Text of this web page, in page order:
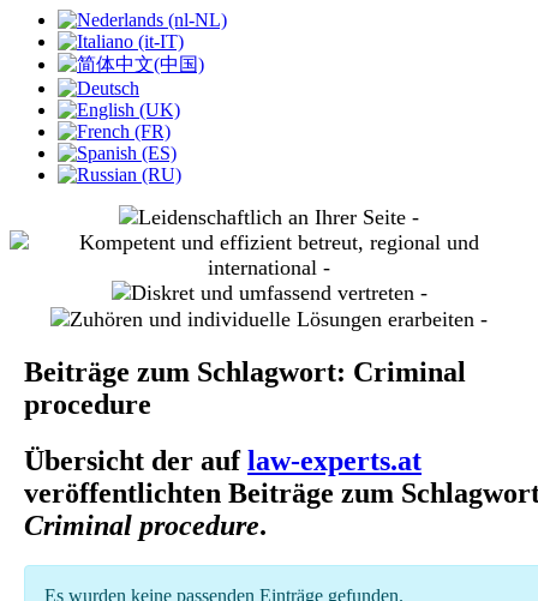
Sprache auswählen
slide
slide
Beiträge zum Schlagwort: Criminal
procedure
Übersicht der auflaw-experts.at
veröffentlichten Beiträge zum
Criminal procedure.
Information
Es wurden keine passenden Einträge gefunden.